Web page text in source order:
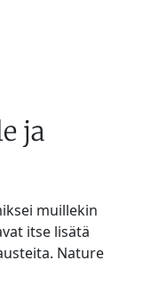
ja
muillekin
itse lisätä
Nature